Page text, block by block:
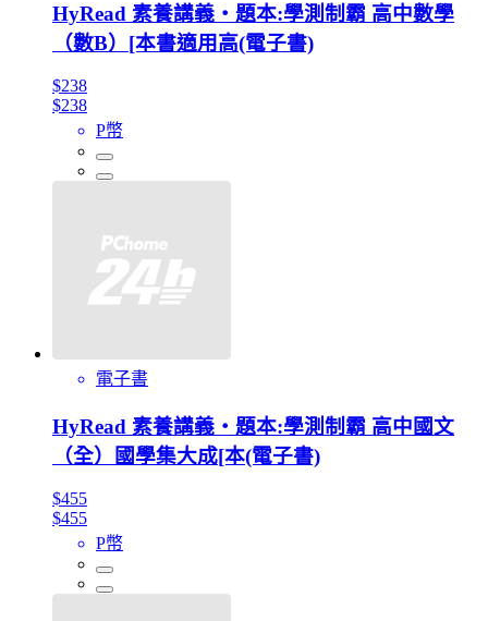
HyRead 素養講義‧題本:學測制霸 高中數學
（數B）[本書適用高(電子書)
$238
$238
P幣
電子書
HyRead 素養講義‧題本:學測制霸 高中國文
（全）國學集大成[本(電子書)
$455
$455
P幣